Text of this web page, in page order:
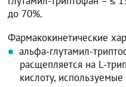
до 70%.
Фармакокинетические
альфа-глутамил-
расщепляется на L-
кислоту,